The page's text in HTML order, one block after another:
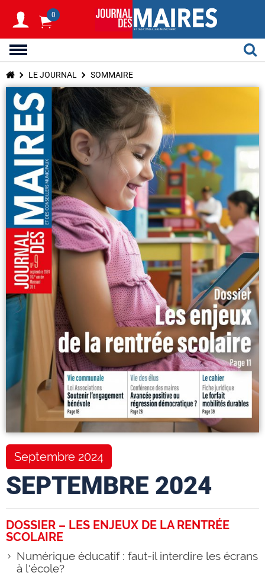
0
LE JOURNAL SOMMAIRE
Septembre 2024
SEPTEMBRE 2024
DOSSIER – LES ENJEUX DE LA RENTRÉE
SCOLAIRE
Numérique éducatif : faut-il interdire les écrans
à l'école?